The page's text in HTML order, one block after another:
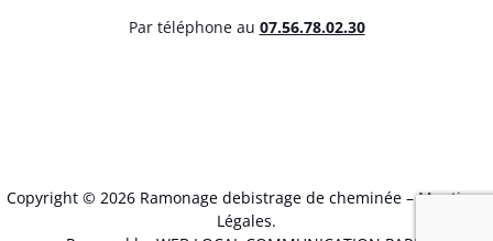
Par téléphone au 07.56.78.02.30
Copyright © 2026 Ramonage debistrage de cheminée –Mentions
Légales.